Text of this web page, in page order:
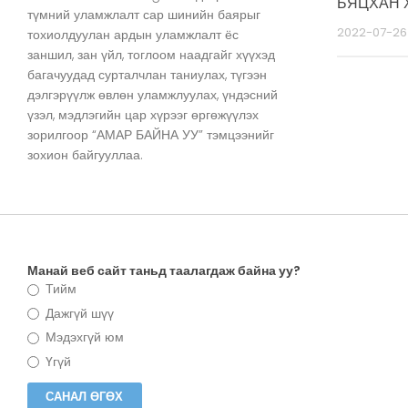
2022-07-26
түмний уламжлалт сар шинийн баярыг
тохиолдуулан ардын уламжлалт ёс
заншил, зан үйл, тоглоом наадгайг хүүхэд
багачуудад сурталчлан таниулах, түгээн
дэлгэрүүлж өвлөн уламжлуулах, үндэсний
үзэл, мэдлэгийн цар хүрээг өргөжүүлэх
зорилгоор “АМАР БАЙНА УУ” тэмцээнийг
зохион байгууллаа.
Манай веб сайт таньд таалагдаж байна уу?
Тийм
Дажгүй шүү
Мэдэхгүй юм
Үгүй